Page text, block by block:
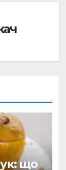
що